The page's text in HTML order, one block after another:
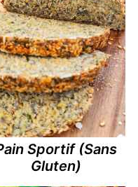
Sportif (Sans
Gluten)